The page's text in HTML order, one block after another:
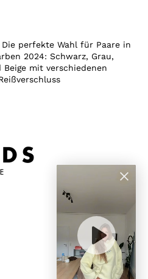
perfekte Wahl für Paare in
2024: Schwarz, Grau,
mit verschiedenen